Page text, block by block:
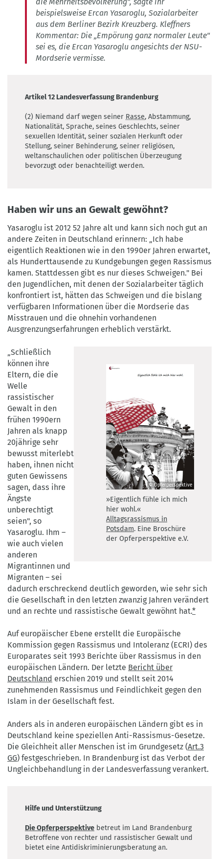
beispielsweise Ercan Yasaroglu, Sozialarbeiter
aus dem Berliner Bezirk Kreuzberg. Kleffners
Kommentar: Die „Empörung ganz normaler Leute"
sei es, die Ercan Yasaroglu angesichts der NSU-
Mordserie vermisse.
Artikel 12 Landesverfassung Brandenburg
(2) Niemand darf wegen seiner Rasse, Abstammung,
Nationalität, Sprache, seines Geschlechts, seiner
sexuellen Identität, seiner sozialen Herkunft oder
Stellung, seiner Behinderung, seiner religiösen,
weltanschaulichen oder politischen Überzeugung
bevorzugt oder benachteiligt werden.
Haben wir uns an Gewalt gewöhnt?
Yasaroglu ist 2012 52 Jahre alt und kann sich noch gut an
andere Zeiten in Deutschland erinnern: „Ich habe
eigentlich Reaktionen wie in den 1990er Jahren erwartet,
als Hunderttausende zu Kundgebungen gegen Rassismus
kamen. Stattdessen gibt es nur dieses Schweigen." Bei
den Jugendlichen, mit denen der Sozialarbeiter täglich
konfrontiert ist, hätten das Schweigen und die bislang
verfügbaren Informationen über die Mordserie das
Misstrauen und die ohnehin vorhandenen
Ausgrenzungserfahrungen erheblich verstärkt.
fühle
ich
mich
hier
wohl.«
Broschüre
der
Opferperspektive
©
Opferperspektive
© Opferperspektive
»Eigentlich fühle ich mich
hier wohl.«
Alltagsrassismus in
Potsdam. Eine Broschüre
der Opferperspektive e.V.
„Schließlich
können ihre
Eltern, die die
Welle
rassistischer
Gewalt in den
frühen 1990ern
Jahren als knapp
20jährige sehr
bewusst miterlebt
haben, ihnen nicht
guten Gewissens
sagen, dass ihre
Ängste
unberechtigt
seien", so
Yasaroglu. Ihm –
wie auch vielen
anderen
Migrantinnen und
Migranten – sei
dadurch erschreckend deutlich geworden, wie sehr sich
die Gesellschaft in den letzten zwanzig Jahren verändert
und an rechte und rassistische Gewalt gewöhnt hat.*
Auf europäischer Ebene erstellt die Europäische
Kommission gegen Rassismus und Intoleranz (ECRI) des
Europarates seit 1993 Berichte über Rassismus in den
europäischen Ländern. Der letzte Bericht über
Deutschland erschien 2019 und stellt seit 2014
zunehmenden Rassismus und Feindlichkeit gegen den
Islam in der Gesellschaft fest.
Anders als in anderen europäischen Ländern gibt es in
Deutschland keine speziellen Anti-Rassismus-Gesetze.
Die Gleichheit aller Menschen ist im Grundgesetz (Art.3
GG) festgeschrieben. In Brandenburg ist das Verbot der
Ungleichbehandlung in der Landesverfassung verankert.
Hilfe und Unterstützung
Die Opferperspektive betreut im Land Brandenburg
Betroffene von rechter und rassistischer Gewalt und
bietet eine Antidiskriminierungsberatung an.